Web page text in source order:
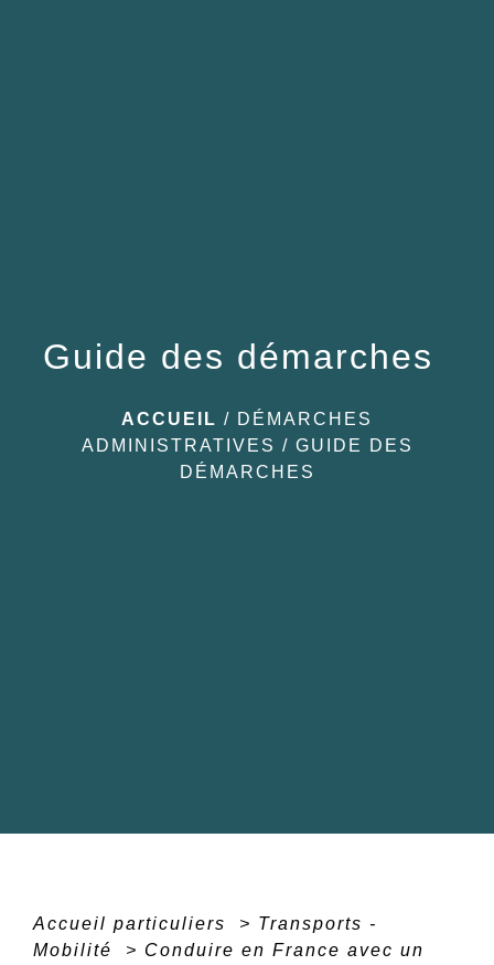
Guide des démarches
ACCUEIL / DÉMARCHES
ADMINISTRATIVES / GUIDE DES
DÉMARCHES
Accueil particuliers > Transports -
Mobilité
> Conduire en France avec un